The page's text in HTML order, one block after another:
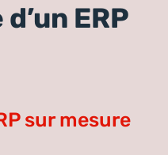
ERP
sur mesure